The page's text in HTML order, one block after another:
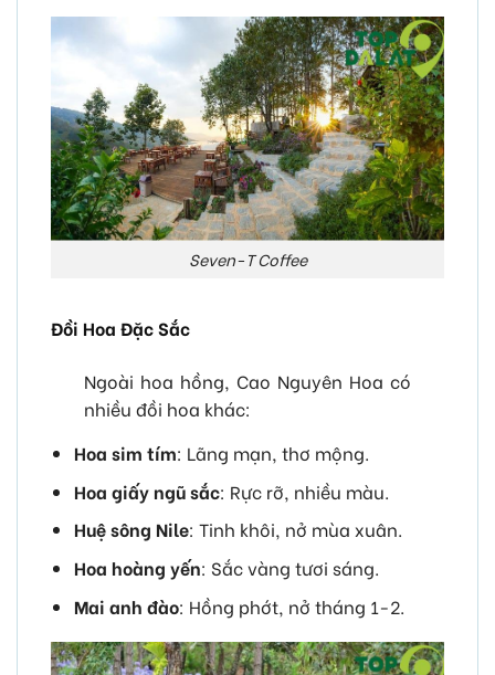
Seven-T Coffee
Đồi Hoa Đặc Sắc
Ngoài hoa hồng, Cao Nguyên Hoa có
nhiều đồi hoa khác:
Hoa sim tím: Lãng mạn, thơ mộng.
Hoa giấy ngũ sắc: Rực rỡ, nhiều màu.
Huệ sông Nile: Tinh khôi, nở mùa xuân.
Hoa hoàng yến: Sắc vàng tươi sáng.
Mai anh đào: Hồng phớt, nở tháng 1-2.